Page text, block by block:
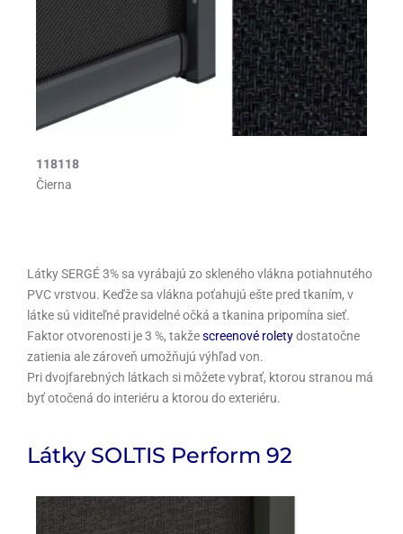
118118
Čierna
Látky SERGÉ 3% sa vyrábajú zo skleného vlákna potiahnutého
PVC vrstvou. Keďže sa vlákna poťahujú ešte pred tkaním, v
látke sú viditeľné pravidelné očká a tkanina pripomína sieť.
Faktor otvorenosti je 3 %, takžescreenové roletydostatočne
zatienia ale zároveň umožňujú výhľad von.
Pri dvojfarebných látkach si môžete vybrať, ktorou stranou má
byť otočená do interiéru a ktorou do exteriéru.
Látky SOLTIS Perform 92